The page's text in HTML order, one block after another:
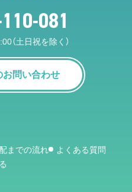
081
（土日祝を除く）
お問い合わせ
までの流れ
よくある質問